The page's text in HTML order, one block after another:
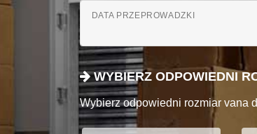
DATA PRZEPROWADZKI
WYBIERZ ODPOWIEDNI
Wybierz odpowiedni rozmiar vana